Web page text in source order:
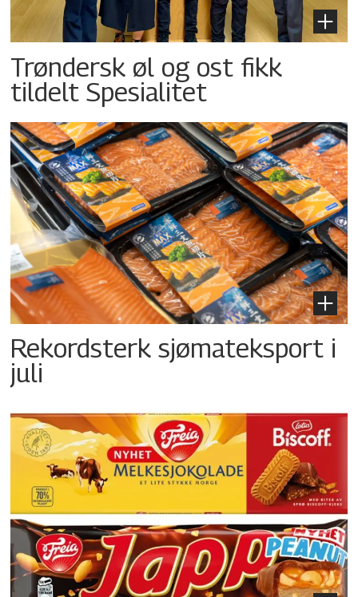
Trøndersk øl og ost fikk
tildelt Spesialitet
Rekordsterk sjømateksport i
juli